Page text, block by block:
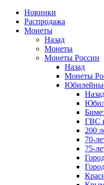
Новинки
Распродажа
Монеты
Назад
Монеты
Монеты России
Назад
Монеты
ГВС
200
70-
75-